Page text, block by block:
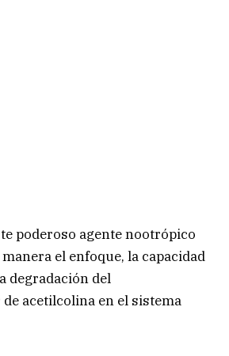
poderoso agente nootrópico
el enfoque, la capacidad
degradación del
acetilcolina en el sistema